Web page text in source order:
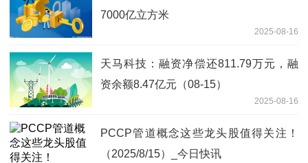
7000亿立方米
2025-08-16
天马科技：融资净偿还811.79万元，融
资余额8.47亿元（08-15）
2025-08-16
PCCP管道概念这些龙头股值得关注！
（2025/8/15）_今日快讯